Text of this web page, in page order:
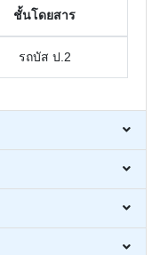
ชั้นโดยสาร
รถบัส ป.2